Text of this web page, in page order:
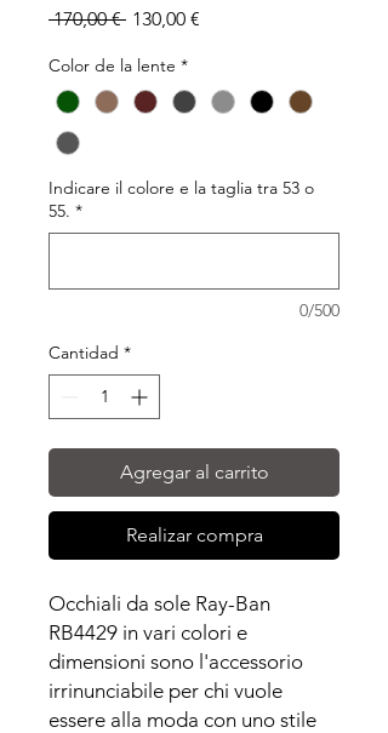
170,00 € Precio
130,00 €
Color de la lente *
Indicare il colore e la taglia tra 53 o
55. *
0/500
Cantidad *
Agregar al carrito
Realizar compra
Occhiali da sole Ray-Ban
RB4429 in vari colori e
dimensioni sono l'accessorio
irrinunciabile per chi vuole
essere alla moda con uno stile